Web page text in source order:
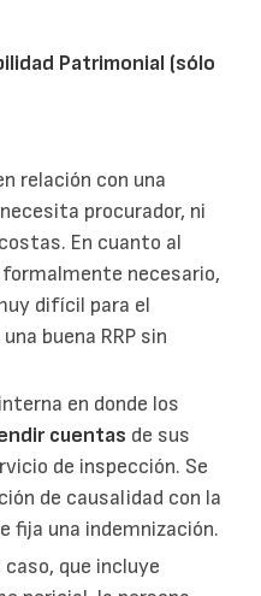
Patrimonial (sólo
relación con una
procurador, ni
En cuanto al
formalmente necesario,
difícil para el
buena RRP sin
en donde los
cuentas de sus
de inspección. Se
de causalidad con la
fija una indemnización.
que incluye